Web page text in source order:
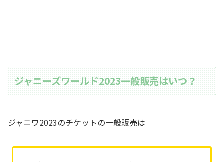
ジャニーズワールド2023一般販売はいつ？
ジャニワ2023のチケットの一般販売は